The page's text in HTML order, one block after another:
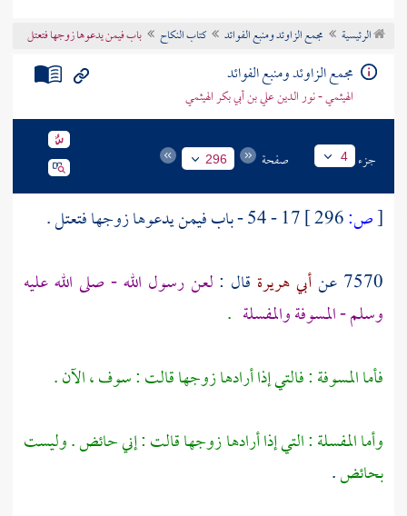
تراجم الأعلام
الرئيسية مجمع الزاوئد ومنبع الفوائد كتاب النكاح باب فيمن يدعوها زوجها فتعتل
مجمع الزاوئد ومنبع الفوائد
الهيثمي - نور الدين علي بن أبي بكر الهيثمي
جزء 4 صفحة 296
[ص:
17 - 54 - باب فيمن يدعوها زوجها فتعتل .
7570 عن
أبي هريرة قال : لعن رسول الله - صلى الله عليه
وسلم - المسوفة والمفسلة .
فأما المسوفة : فالتي إذا أرادها زوجها قالت : سوف ، الآن .
وأما المفسلة : التي إذا أرادها زوجها قالت : إني حائض . وليست
بحائض.